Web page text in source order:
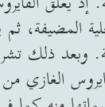
المضيفة، ثم
وبعد ذلك
الغازي من